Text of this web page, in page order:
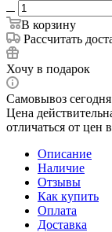
В корзину
Рассчитать
Хочу в подарок
Самовывоз
Цена
отличаться от цен
Описание
Наличие
Отзывы
Как купить
Оплата
Доставка